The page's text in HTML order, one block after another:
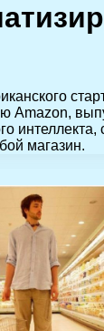
Amazon,
магазин.